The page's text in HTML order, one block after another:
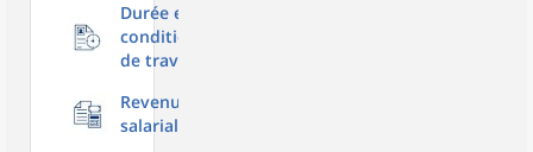
Durée et
conditions
de travail
Revenu
salarial